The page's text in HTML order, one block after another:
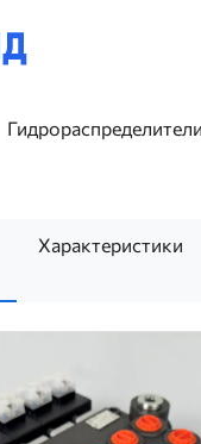
Гидрораспределители
Характеристики